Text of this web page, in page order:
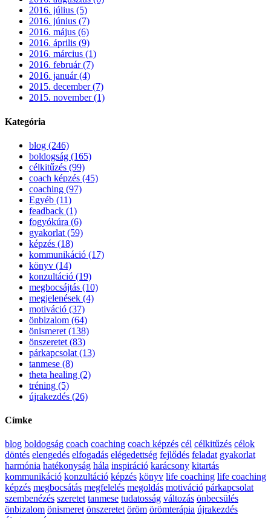
2016. július (5)
2016. június (7)
2016. május (6)
2016. április (9)
2016. március (1)
2016. február (7)
2016. január (4)
2015. december (7)
2015. november (1)
Kategória
blog (246)
boldogság (165)
célkitűzés (99)
coach képzés (45)
coaching (97)
Egyéb (11)
feadback (1)
fogyókúra (6)
gyakorlat (59)
képzés (18)
kommunikáció (17)
könyv (14)
konzultáció (19)
megbocsájtás (10)
megjelenések (4)
motiváció (37)
önbizalom (64)
önismeret (138)
önszeretet (83)
párkapcsolat (13)
tanmese (8)
theta healing (2)
tréning (5)
újrakezdés (26)
Címke
blog boldogság coach coaching coach képzés cél célkitűzés célok
döntés elengedés elfogadás elégedettség fejlődés feladat gyakorlat
harmónia hatékonyság hála inspiráció karácsony kitartás
kommunikáció konzultáció képzés könyv life coaching life coaching
képzés megbocsátás megfelelés megoldás motiváció párkapcsolat
szembenézés szeretet tanmese tudatosság változás önbecsülés
önbizalom önismeret önszeretet öröm örömterápia újrakezdés